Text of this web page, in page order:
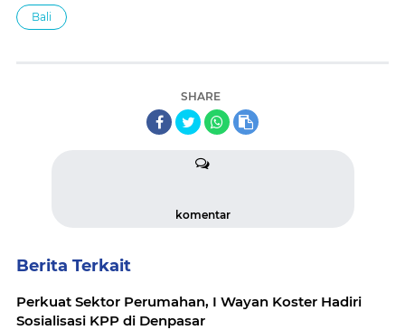
Bali
SHARE
komentar
Berita Terkait
Perkuat Sektor Perumahan, I Wayan Koster Hadiri
Sosialisasi KPP di Denpasar